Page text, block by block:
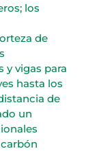
los
de
y vigas para
hasta los
de
un